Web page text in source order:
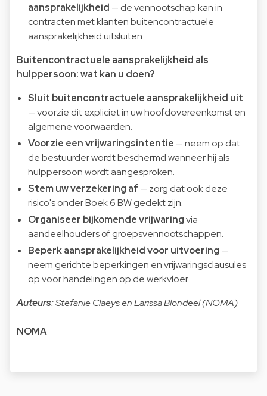
aansprakelijkheid — de vennootschap kan in
contracten met klanten buitencontractuele
aansprakelijkheid uitsluiten.
Buitencontractuele aansprakelijkheid als
hulppersoon: wat kan u doen?
Sluit buitencontractuele aansprakelijkheid uit
— voorzie dit expliciet in uw hoofdovereenkomst en
algemene voorwaarden.
Voorzie een vrijwaringsintentie — neem op dat
de bestuurder wordt beschermd wanneer hij als
hulppersoon wordt aangesproken.
Stem uw verzekering af — zorg dat ook deze
risico's onder Boek 6 BW gedekt zijn.
Organiseer bijkomende vrijwaringvia
aandeelhouders of groepsvennootschappen.
Beperk aansprakelijkheid voor uitvoering —
neem gerichte beperkingen en vrijwaringsclausules
op voor handelingen op de werkvloer.
Auteurs: Stefanie Claeys en Larissa Blondeel (NOMA)
NOMA